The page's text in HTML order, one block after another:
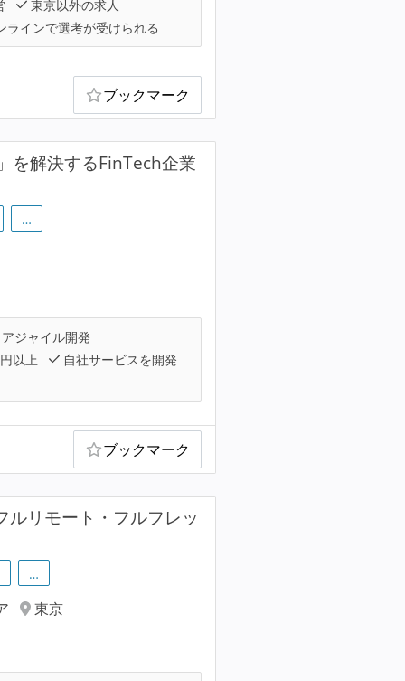
東京以外の求人
ラインで選考が受けられる
ブックマーク
を解決するFinTech企業
…
ジャイル開発
以上
自社サービスを開発
ブックマーク
リモート・フルフレッ
…
東京